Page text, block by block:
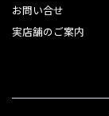
お問い合せ
実店舗のご案内